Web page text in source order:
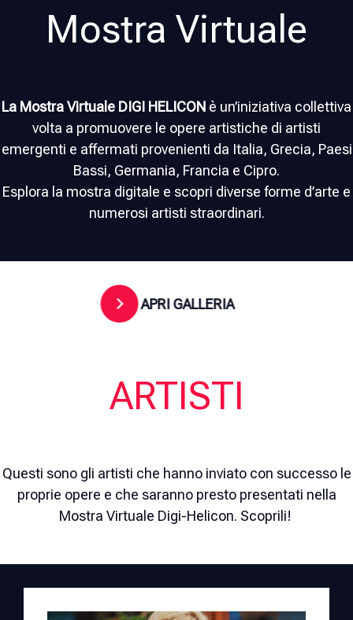
Mostra Virtuale
La Mostra Virtuale DIGI HELICON è un’iniziativa collettiva
volta a promuovere le opere artistiche di artisti
emergenti e affermati provenienti da Italia, Grecia, Paesi
Bassi, Germania, Francia e Cipro.
Esplora la mostra digitale e scopri diverse forme d’arte e
numerosi artisti straordinari.
APRI GALLERIA
ARTISTI
Questi sono gli artisti che hanno inviatocon successole
proprie opere e che sarannopresto presentati nella
Mostra Virtuale Digi-Helicon. Scoprili!